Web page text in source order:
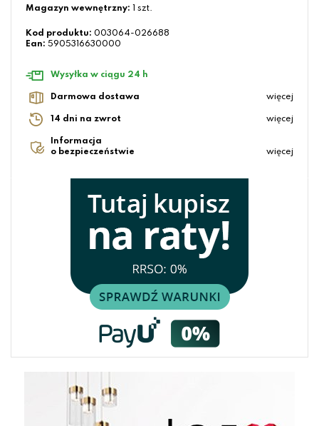
Magazyn wewnętrzny: 1 szt.
Kod produktu: 003064-026688
Ean: 5905316630000
Wysyłka w ciągu 24 h
Darmowa dostawa więcej
14 dni na zwrot więcej
Informacja
o bezpieczeństwie
więcej